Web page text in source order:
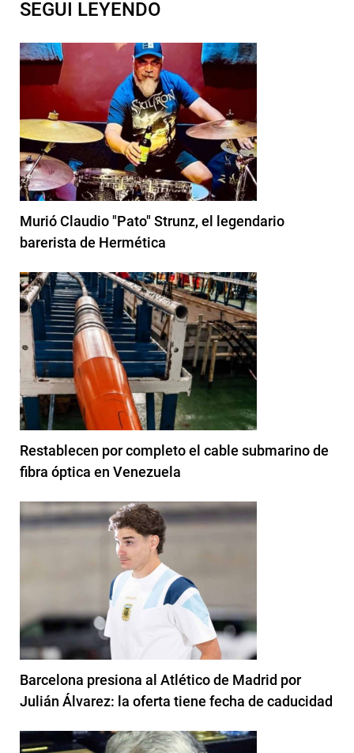
SEGUI LEYENDO
Murió Claudio "Pato" Strunz, el legendario
barerista de Hermética
Restablecen por completo el cable submarino de
fibra óptica en Venezuela
Barcelona presiona al Atlético de Madrid por
Julián Álvarez: la oferta tiene fecha de caducidad